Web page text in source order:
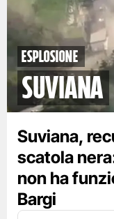
esplosione
Suviana
Suviana,
scatola
non ha
Bargi